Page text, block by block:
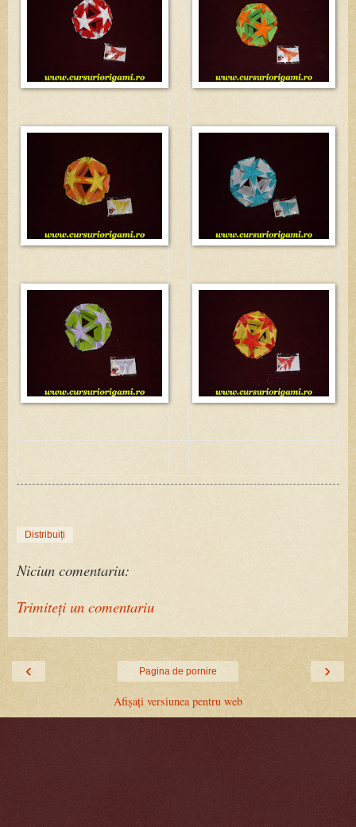
Distribuiți
Niciun comentariu:
Trimiteți un comentariu
‹ ›
Pagina de pornire
Afișați versiunea pentru web